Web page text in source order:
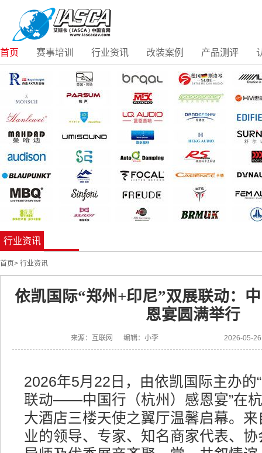
首页 赛事培训 行业资讯 改装案例 产品测评
行业资讯
首页> 行业资讯
依凯国际“郑州+印尼”双展联动：
恩宴圆满举行
来源：互联网 编辑：小李 2026-05-
2026年5月22日，由依凯国际主办的
联动——中国行（杭州）感恩宴”在
大酒店三楼天使之翼厅温馨启幕。
业的领导、专家、知名商家代表、